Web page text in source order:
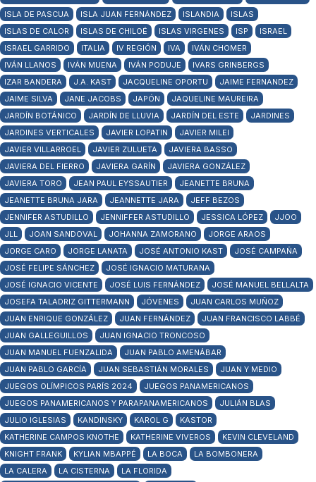
ISLA DE PASCUA
ISLA JUAN FERNÁNDEZ ISLANDIA
ISLAS
ISLAS DE CALOR
ISLAS DE CHILOÉ ISLAS VIRGENES ISP
ISRAEL
ISRAEL GARRIDO
ITALIA IV REGIÓN IVA
IVÁN CHOMER
IVÁN LLANOS
IVÁN MUENA IVÁN PODUJE
IVARS GRINBERGS
IZAR BANDERA
J.A. KAST JACQUELINE OPORTU
JAIME FERNANDEZ
JAIME SILVA
JANE JACOBS JAPÓN
JAQUELINE MAUREIRA
JARDÍN BOTÁNICO
JARDÍN DE LLUVIA JARDÍN DEL ESTE
JARDINES
JARDINES VERTICALES
JAVIER LOPATIN
JAVIER MILEI
JAVIER VILLARROEL
JAVIER ZULUETA
JAVIERA BASSO
JAVIERA DEL FIERRO
JAVIERA GARÍN
JAVIERA GONZÁLEZ
JAVIERA TORO
JEAN PAUL EYSSAUTIER
JEANETTE BRUNA
JEANETTE BRUNA JARA
JEANNETTE JARA
JEFF BEZOS
JENNIFER ASTUDILLO
JENNIFFER ASTUDILLO JESSICA LÓPEZ
JJOO
JLL
JOAN SANDOVAL JOHANNA ZAMORANO
JORGE ARAOS
JORGE CARO
JORGE LANATA JOSÉ ANTONIO KAST
JOSÉ CAMPAÑA
JOSÉ FELIPE SÁNCHEZ
JOSÉ IGNACIO MATURANA
JOSÉ IGNACIO VICENTE
JOSÉ LUIS FERNÁNDEZ
JOSÉ MANUEL BELLALTA
JOSEFA TALADRIZ GITTERMANN
JÓVENES
JUAN CARLOS MUÑOZ
JUAN ENRIQUE GONZÁLEZ
JUAN FERNÁNDEZ
JUAN FRANCISCO LABBÉ
JUAN GALLEGUILLOS
JUAN IGNACIO TRONCOSO
JUAN MANUEL FUENZALIDA
JUAN PABLO AMENÁBAR
JUAN PABLO GARCÍA
JUAN SEBASTIÁN MORALES
JUAN Y MEDIO
JUEGOS OLÍMPICOS PARÍS 2024
JUEGOS PANAMERICANOS
JUEGOS PANAMERICANOS Y PARAPANAMERICANOS
JULIÁN BLAS
JULIO IGLESIAS
KANDINSKY KAROL G
KASTOR
KATHERINE CAMPOS KNOTHE
KATHERINE VIVEROS
KEVIN CLEVELAND
KNIGHT FRANK
KYLIAN MBAPPÉ LA BOCA
LA BOMBONERA
LA CALERA
LA CISTERNA LA FLORIDA